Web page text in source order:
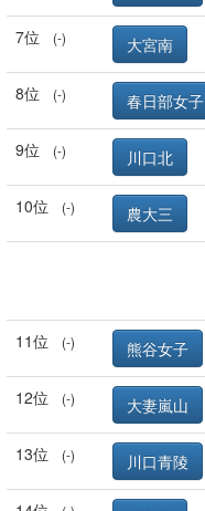
7位 (-) 大宮南
8位 (-) 春日部女子
9位 (-) 川口北
10位 (-) 農大三
11位 (-) 熊谷女子
12位 (-) 大妻嵐山
13位 (-) 川口青陵